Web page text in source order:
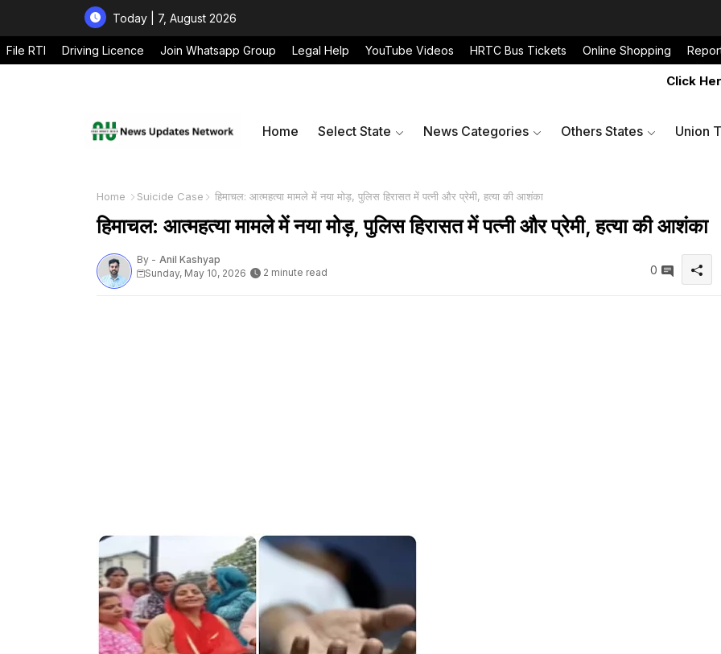
Today | 7, August 2026
File RTI Driving Licence Join Whatsapp Group Legal Help YouTube Videos HRTC Bus Tickets Online Shopping
Click Here to
Home Select State News Categories Others States Union
Home Suicide Case हिमाचल: आत्महत्या मामले में नया मोड़, पुलिस हिरासत में पत्नी और प्रेमी, हत्या की आशंका
हिमाचल: आत्महत्या मामले में नया मोड़, पुलिस हिरासत में पत्नी और प्रेमी, हत्या की आशंका
By - Anil Kashyap
Sunday, May 10, 2026
2 minute read 0